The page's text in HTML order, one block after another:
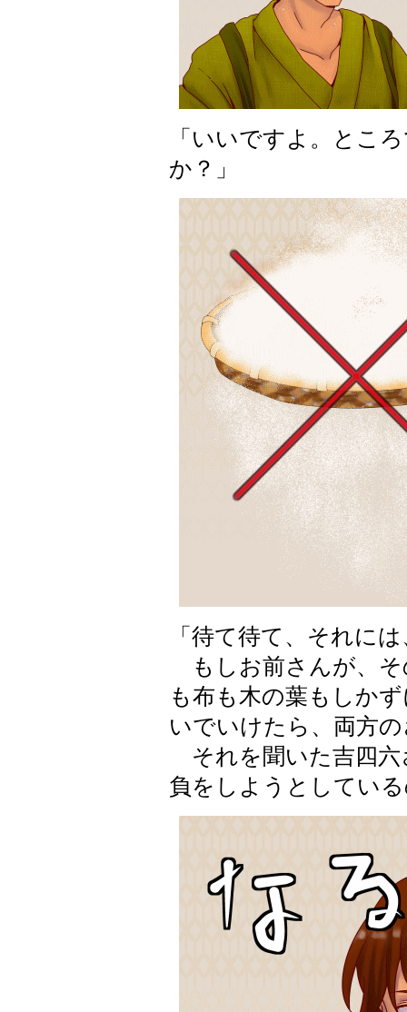
「いいですよ。とこ
か？」
「待て待て、それに
もしお前さんが、そ
も布も木の葉もしか
いでいけたら、両方
それを聞いた吉四六
負をしようとしてい